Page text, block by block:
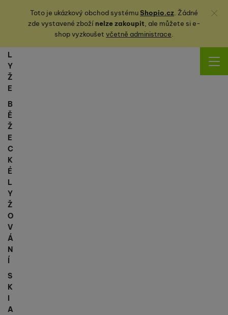
Toto je ukázkový obchod systémuShopio.cz. Žádné
zde vystavené zbožínelze zakoupit, ale můžete sie-
shop vyzkoušet včetně administrace.
Zavřít
L
Y
Ž
E
B
Ě
Ž
E
C
K
É
L
Y
Ž
O
V
Á
N
Í
S
K
I
A